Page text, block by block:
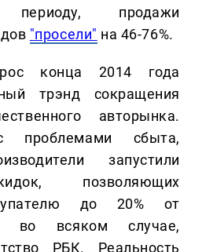
периоду, продажи
"просели" на 46-76%.
конца 2014 года
трэнд сокращения
авторынка.
проблемами сбыта,
запустили
позволяющих
до 20% от
во всяком случае,
РБК. Реальность